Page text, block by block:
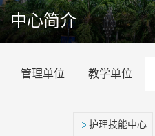
中心简介
管理单位 教学单位
护理技能中心